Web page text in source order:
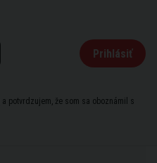
Prihlásiť
a potvrdzujem, že som sa oboznámil s